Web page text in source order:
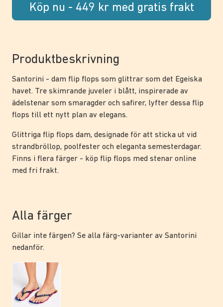
Köp nu - 449 kr med gratis frakt
Produktbeskrivning
Santorini - dam flip flops som glittrar som det Egeiska
havet. Tre skimrande juveler i blått, inspirerade av
ädelstenar som smaragder och safirer, lyfter dessa flip
flops till ett nytt plan av elegans.
Glittriga flip flops dam, designade för att sticka ut vid
strandbröllop, poolfester och eleganta semesterdagar.
Finns i flera färger - köp flip flops med stenar online
med fri frakt.
Alla färger
Gillar inte färgen? Se alla färg-varianter av Santorini
nedanför.